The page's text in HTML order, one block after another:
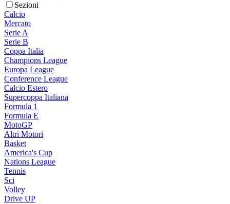
Sezioni
Calcio
Mercato
Serie A
Serie B
Coppa Italia
Champions League
Europa League
Conference League
Calcio Estero
Supercoppa Italiana
Formula 1
Formula E
MotoGP
Altri Motori
Basket
America's Cup
Nations League
Tennis
Sci
Volley
Drive UP